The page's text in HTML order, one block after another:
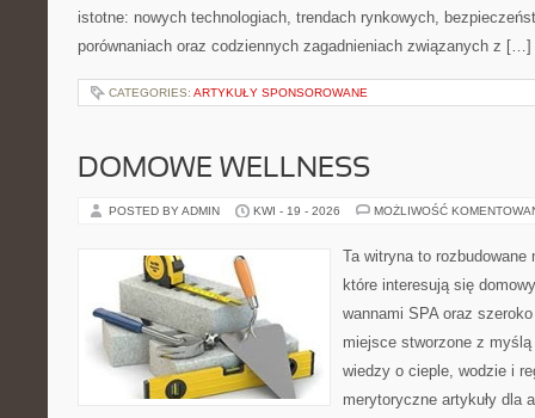
istotne: nowych technologiach, trendach rynkowych,
porównaniach oraz codziennych zagadnieniach związanych z […]
CATEGORIES: ARTYKUŁY SPONSOROWANE
DOMOWE WELLNESS
POSTED BY ADMIN KWI - 19 - 2026 MOŻLIWOŚĆ
Ta witryna to
które interesują się
wannami SPA oraz
miejsce stworzone z
wiedzy o cieple, wodzie i
merytoryczne artykuły dla